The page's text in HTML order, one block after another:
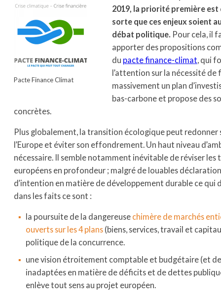
Pacte Finance Climat
2019, la priorité première est
sorte que ces enjeux soient
débat politique. Pour cela, il
apporter des propositions
du pacte finance-climat, qui
l’attention sur la nécessité de
massivement un plan
bas-carbone et propose des
concrètes.
Plus globalement, la transition écologique peut redonner
l’Europe et éviter son effondrement. Un haut niveau
nécessaire. Il semble notamment inévitable de réviser les
européens en profondeur ; malgré de louables
d’intention en matière de développement durable ce qui
dans les faits ce sont :
la poursuite de la dangereuse chimère de marchés
ouverts sur les 4 plans (biens, services, travail et
politique de la concurrence.
une vision étroitement comptable et budgétaire (et
inadaptées en matière de déficits et de dettes
enlève tout sens au projet européen.